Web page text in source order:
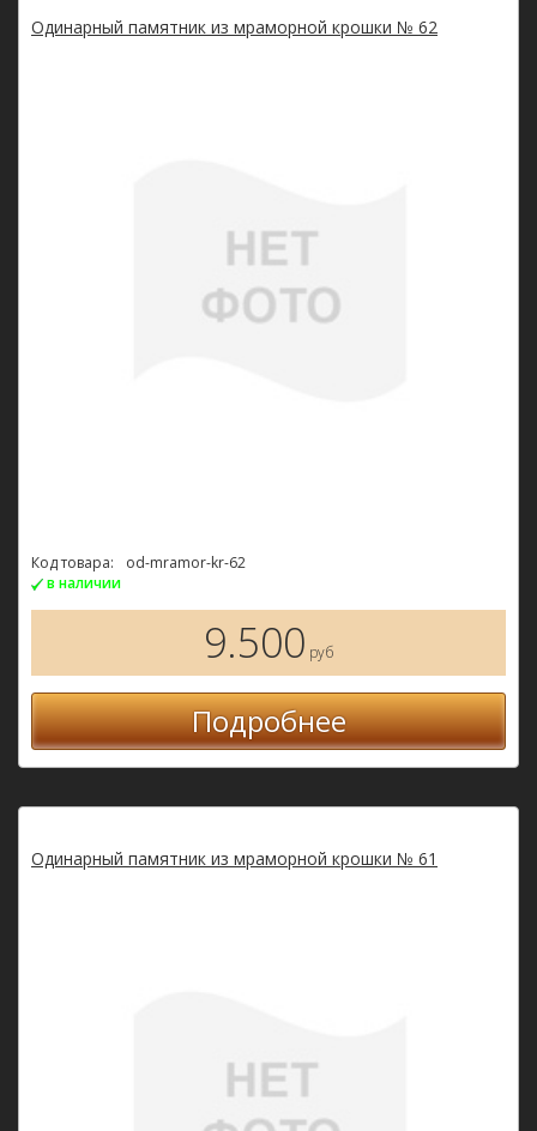
Одинарный памятник из мраморной крошки № 62
Код товара:
od-mramor-kr-62
в наличии
9.500 руб
Подробнее
Одинарный памятник из мраморной крошки № 61